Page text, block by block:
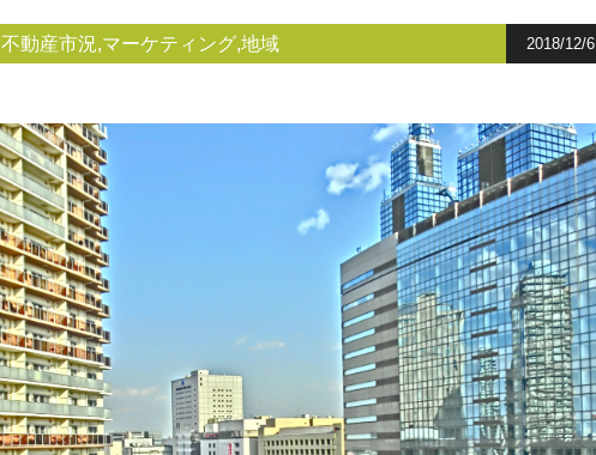
不動産市況 マーケティング 地域 2018/12/6